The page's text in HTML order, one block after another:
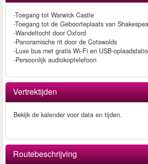
-Toegang tot Warwick Castle
-Toegang tot de Geboorteplaats van
-Wandeltocht door Oxford
-Panoramische rit door de Cotswolds
-Luxe bus met gratis Wi-Fi en USB-
-Persoonlijk audiokoptelefoon
Vertrektijden
Bekijk de kalender voor data en tijden.
Routebeschrijving